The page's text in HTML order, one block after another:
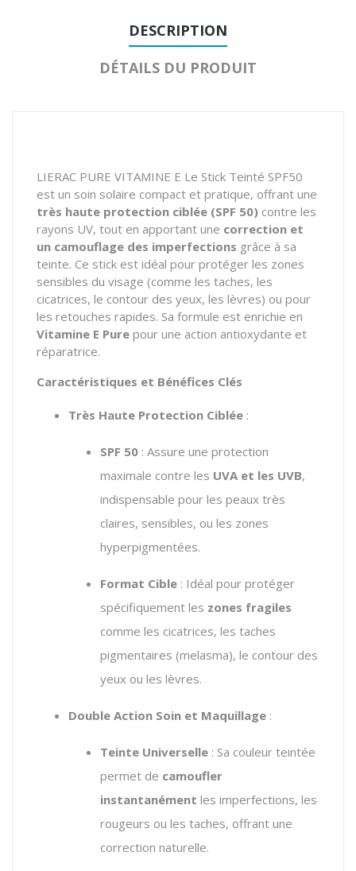
DESCRIPTION
DÉTAILS DU PRODUIT
LIERAC PURE VITAMINE E Le Stick Teinté SPF50
est un soin solaire compact et pratique, offrant une
très haute protection ciblée (SPF 50) contre les
rayons UV, tout en apportant une correction et
un camouflage des imperfections grâce à sa
teinte. Ce stick est idéal pour protéger les zones
sensibles du visage (comme les taches, les
cicatrices, le contour des yeux, les lèvres) ou pour
les retouches rapides. Sa formule est enrichie en
Vitamine E Pure pour une action antioxydante et
réparatrice.
Caractéristiques et Bénéfices Clés
Très Haute Protection Ciblée :
SPF 50 : Assure une protection
maximale contre les UVA et les UVB,
indispensable pour les peaux très
claires, sensibles, ou les zones
hyperpigmentées.
Format Cible : Idéal pour protéger
spécifiquement les zones fragiles
comme les cicatrices, les taches
pigmentaires (melasma), le contour des
yeux ou les lèvres.
Double Action Soin et Maquillage :
Teinte Universelle : Sa couleur teintée
permet de camoufler
instantanément les imperfections, les
rougeurs ou les taches, offrant une
correction naturelle.